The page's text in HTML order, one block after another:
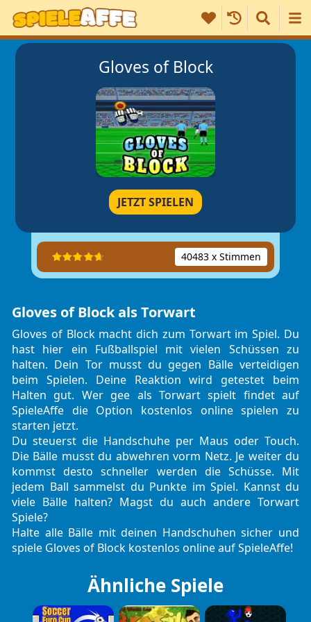
Gloves of Block
JETZT SPIELEN
40483 x Stimmen
Gloves of Block als Torwart
Gloves of Block macht dich zum Torwart im Spiel. Du
hast hier ein Fußballspiel mit vielen Schüssen zu
halten. Dein Tor musst du gegen Bälle verteidigen
beim Spielen. Deine Reaktion wird getestet beim
Halten gut. Wer gee als Torwart spielt findet auf
SpieleAffe die Option kostenlos online spielen zu
starten jetzt.
Du steuerst die Handschuhe per Maus oder Touch.
Die Bälle musst du abwehren vorm Netz. Je weiter du
kommst desto schneller werden die Schüsse. Mit
jedem Ball sammelst du Punkte im Spiel. Kannst du
viele Bälle halten? Magst du auch andere Torwart
Spiele?
Halte alle Bälle mit deinen Handschuhen sicher und
spiele Gloves of Block kostenlos online auf SpieleAffe!
Ähnliche Spiele